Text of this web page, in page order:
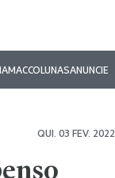
MACCOLUNASANUNCIE
QUI. 03 FEV. 2022